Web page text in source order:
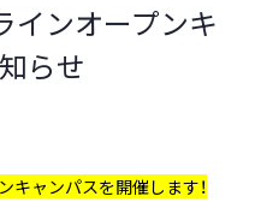
インオープンキ
らせ
キャンパスを開催します！